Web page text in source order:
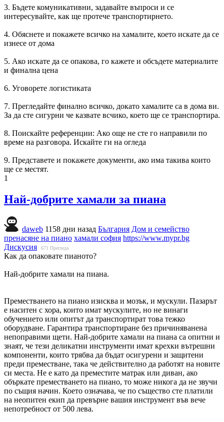
3. Бъдете комуникативни, задавайте въпроси и се
интересувайте, как ще протече транспортирнето.
4. Обяснете и покажете всичко на хамалите, което искате да се
изнесе от дома
5. Ако искате да се опакова, го кажете и обсъдете материалите
и финална цена
6. Уговорете логистиката
7. Прегледайте финално всичко, докато хамалите са в дома ви.
За да сте сигурни че казвате всчико, което ще се транспортира.
8. Поискайте референции: Ако още не сте го направили по
време на разговора. Искайте ги на огледа
9. Представете и покажете документи, ако има такива които
ще се местят.
1
Най-добрите хамали за пиана
daweb 1158 дни назад България Дом и семейство
пренасяне на пиано хамали софия https://www.mypr.bg
Дискусия
671 Прегледа
Как да опаковате пианото?
Най-добрите хамали на пиана.
Преместването на пиано изисква и мозък, и мускули. Пазарът
е наситен с хора, които имат мускулите, но не винаги
обучението или опитът да транспортират това тежко
оборудване. Гарантира транспортиране без причиняванена
непоправими щети. Най-добрите хамали на пиана са опитни и
знаят, че тези деликатни инструменти имат крехки вътрешни
компоненти, които трябва да бъдат осигурени и защитени
преди преместване, така че действително да работят на новите
си места. Не е като да преместите матрак или диван, ако
объркате преместването на пиано, то може никога да не звучи
по същия начин. Което означава, че по същество сте платили
на неопитен екип да превърне вашия инструмент във вече
непотребност от 500 лева.